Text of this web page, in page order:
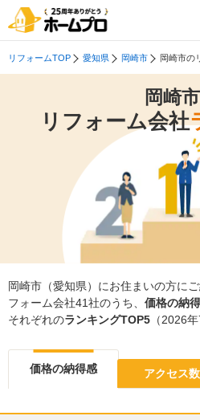
リフォームTOP 愛知県 岡崎市 岡崎市の
岡崎市
リフォーム会社
岡崎市（愛知県）にお住まいの方に
フォーム会社41社のうち、 価格の納
それぞれのランキングTOP5 （2026
価格の納得感 アクセス数